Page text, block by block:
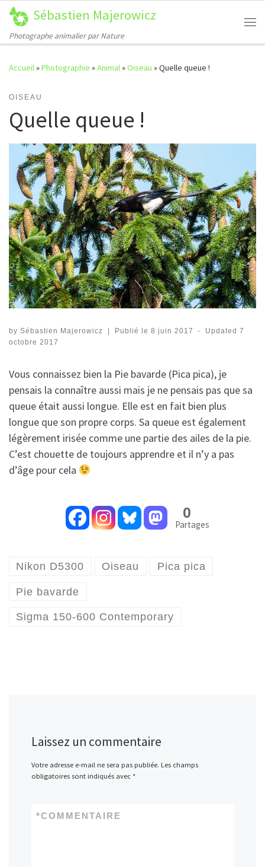
Passer au contenu
Sébastien Majerowicz
Photographe animalier par Nature
Accueil»Photographie »Animal»Oiseau »Quelle queue !
OISEAU
Quelle queue !
by Sébastien Majerowicz | Publié le 8 juin 2017 - Updated7
octobre 2017
Vous connaissez bien la Pie bavarde (Pica pica), je
pensais la connaître aussi mais je ne pensais pas que sa
queue était aussi longue. Elle est en fait bien plus
longue que son propre corps. Sa queue est également
légèrement irisée comme une partie des ailes de la pie.
C’est chouette de toujours apprendre et il n’y a pas
d’âge pour cela
0
Partages
Nikon D5300 Oiseau Pica pica
Pie bavarde
Sigma 150-600 Contemporary
Laissez un commentaire
Votre adresse e-mail ne sera pas publiée. Les champs
obligatoires sont indiqués avec *
COMMENTAIRE
*